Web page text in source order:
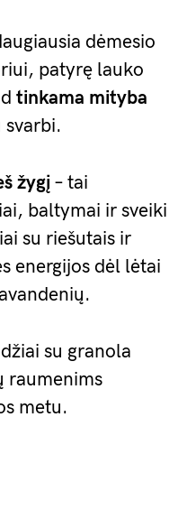
dėmesio
patyrę lauko
tinkama mityba
svarbi.
žygį – tai
baltymai ir sveiki
su riešutais ir
energijos dėl lėtai
su granola
raumenims
metu.